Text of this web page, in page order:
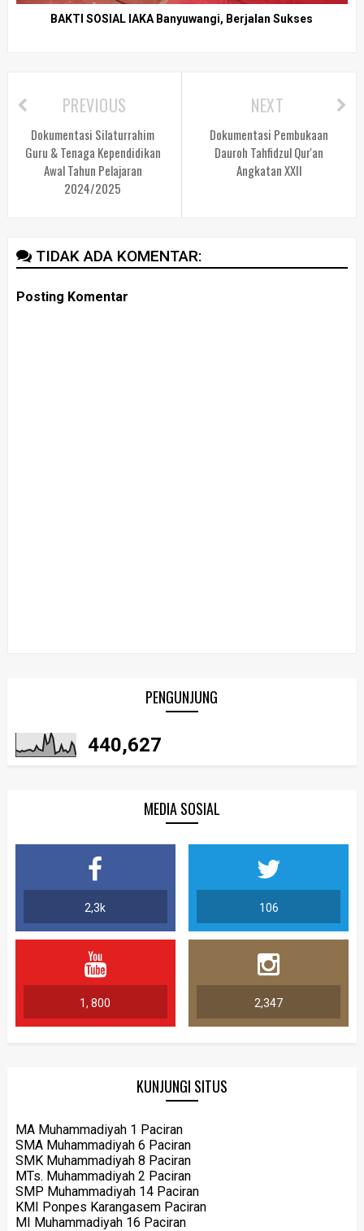
BAKTI SOSIAL IAKA Banyuwangi, Berjalan Sukses
NEXT
Dokumentasi Pembukaan
Dauroh Tahfidzul Qur'an
Angkatan XXII
PREVIOUS
Dokumentasi Silaturrahim
Guru & Tenaga Kependidikan
Awal Tahun Pelajaran
2024/2025
TIDAK ADA KOMENTAR:
Posting Komentar
PENGUNJUNG
440,627
MEDIA SOSIAL
2,3k 106
1, 800 2,347
KUNJUNGI SITUS
MA Muhammadiyah 1 Paciran
SMA Muhammadiyah 6 Paciran
SMK Muhammadiyah 8 Paciran
MTs. Muhammadiyah 2 Paciran
SMP Muhammadiyah 14 Paciran
KMI Ponpes Karangasem Paciran
MI Muhammadiyah 16 Paciran